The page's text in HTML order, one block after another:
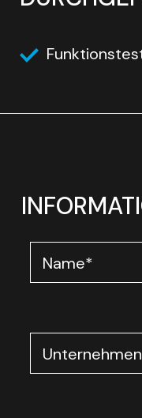
Name*
Unternehmen